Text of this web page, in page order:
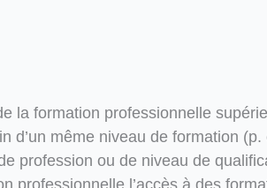
la formation professionnelle
même niveau de formation
profession ou de niveau de
professionnelle l’accès à des